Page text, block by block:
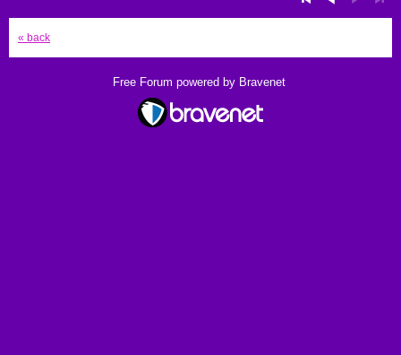
« back
Free Forum powered by Bravenet